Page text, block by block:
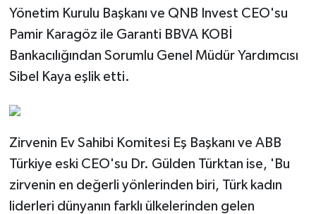
Yönetim Kurulu Başkanı ve QNB Invest CEO'su
Pamir Karagöz ile Garanti BBVA KOBİ
Bankacılığından Sorumlu Genel Müdür Yardımcısı
Sibel Kaya eşlik etti.
Zirvenin Ev Sahibi Komitesi Eş Başkanı ve ABB
Türkiye eski CEO'su Dr. Gülden Türktan ise, 'Bu
zirvenin en değerli yönlerinden biri, Türk kadın
liderleri dünyanın farklı ülkelerinden gelen